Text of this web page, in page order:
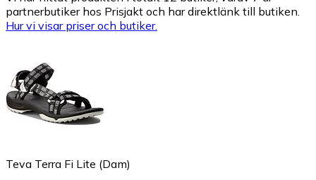
partnerbutiker hos Prisjakt och har direktlänk till butiken.
Hur vi visar priser och butiker.
Teva Terra Fi Lite (Dam)